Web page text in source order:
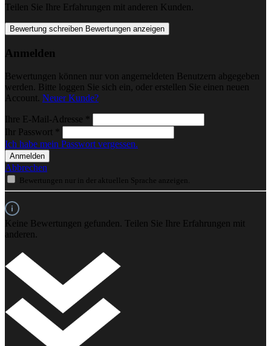
Teilen Sie Ihre Erfahrungen mit anderen Kunden.
Bewertung schreiben Bewertungen anzeigen
Anmelden
Bewertungen können nur von angemeldeten Benutzern abgegeben
werden. Bitte loggen Sie sich ein, oder erstellen Sie einen neuen
Account. Neuer Kunde?
Ihre E-Mail-Adresse
Ihr Passwort
Ich habe mein Passwort vergessen.
Anmelden
Abbrechen
Bewertungen nur in der aktuellen Sprache anzeigen.
Keine Bewertungen gefunden. Teilen Sie Ihre Erfahrungen mit
anderen.